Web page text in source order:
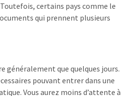
certains pays comme le
qui prennent plusieurs
généralement que quelques jours.
pouvant entrer dans une
Vous aurez moins d’attente à